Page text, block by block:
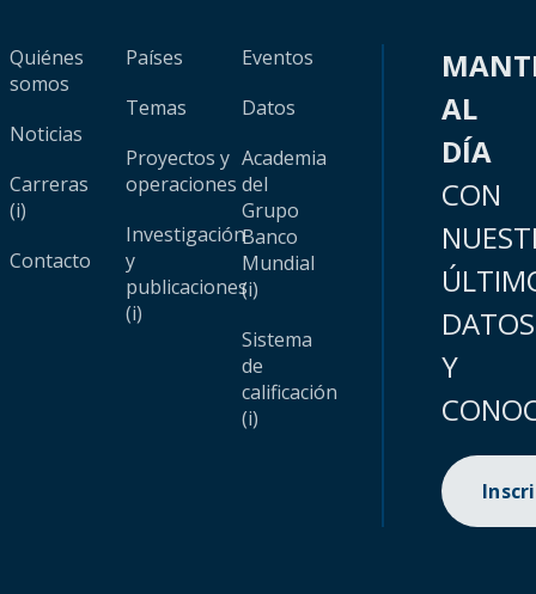
Quiénes
somos
Noticias
Carreras
(i)
Contacto
Países
Temas
Proyectos y
operaciones
Investigación
y
publicaciones
(i)
Eventos
Datos
Academia
del
Grupo
Banco
Mundial
(i)
Sistema
de
calificación
(i)
AL
DÍA
CON
DATOS
Y